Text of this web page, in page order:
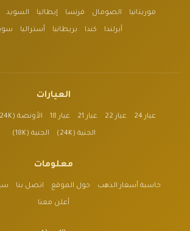
موريتانيا الصومال فرنسا إيطاليا السويد
أيرلندا كندا بريطانيا أستراليا
العيارات
عيار 24 عيار 22 عيار 21 عيار 18 الأونصة (24K)
الجنية (24K) الجنية (18K)
معلومات
حاسبة أسعار الذهب حول الموقع اتصل بنا
أعلن معنا